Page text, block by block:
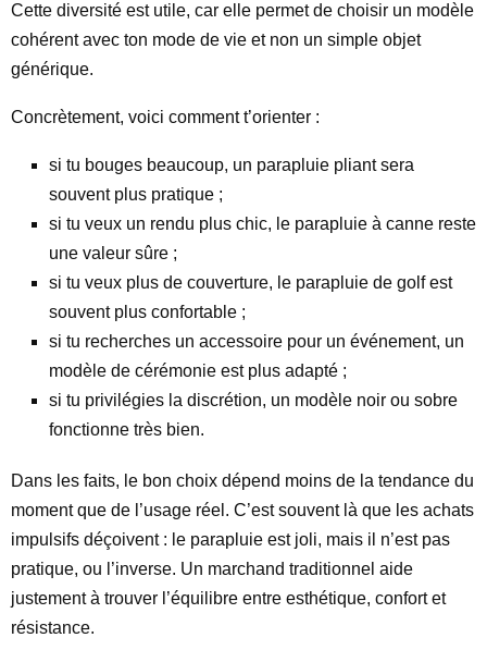
Cette diversité est utile, car elle permet de choisir un modèle
cohérent avec ton mode de vie et non un simple objet
générique.
Concrètement, voici comment t’orienter :
si tu bouges beaucoup, un parapluie pliant sera
souvent plus pratique ;
si tu veux un rendu plus chic, le parapluie à canne reste
une valeur sûre ;
si tu veux plus de couverture, le parapluie de golf est
souvent plus confortable ;
si tu recherches un accessoire pour un événement, un
modèle de cérémonie est plus adapté ;
si tu privilégies la discrétion, un modèle noir ou sobre
fonctionne très bien.
Dans les faits, le bon choix dépend moins de la tendance du
moment que de l’usage réel. C’est souvent là que les achats
impulsifs déçoivent : le parapluie est joli, mais il n’est pas
pratique, ou l’inverse. Un marchand traditionnel aide
justement à trouver l’équilibre entre esthétique, confort et
résistance.